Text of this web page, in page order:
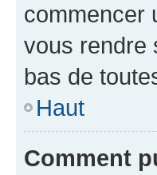
commencer
vous rendre
bas de
Haut
Comment